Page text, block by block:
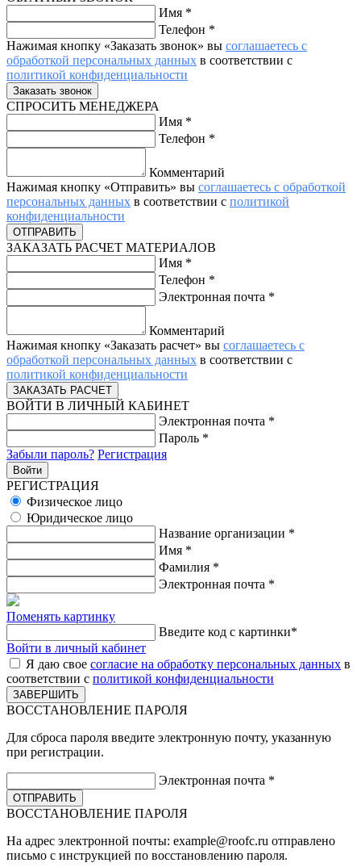
Имя *
Телефон *
Нажимая кнопку «Заказать звонок» вы соглашаетесь с
обработкой персональных данных в соответствии с
политикой конфиденциальности
СПРОСИТЬ МЕНЕДЖЕРА
Имя *
Телефон *
Комментарий
Нажимая кнопку «Отправить» вы соглашаетесь с обработкой
персональных данных в соответствии с политикой
конфиденциальности
ЗАКАЗАТЬ РАСЧЕТ МАТЕРИАЛОВ
Имя *
Телефон *
Электронная почта *
Комментарий
Нажимая кнопку «Заказать расчет» вы соглашаетесь с
обработкой персональных данных в соответствии с
политикой конфиденциальности
ВОЙТИ В ЛИЧНЫЙ КАБИНЕТ
Электронная почта *
Пароль *
Забыли пароль? Регистрация
РЕГИСТРАЦИЯ
Физическое лицо
Юридическое лицо
Название организации *
Имя *
Фамилия *
Электронная почта *
Поменять картинку
Введите код с картинки*
Войти в личный кабинет
Я даю свое согласие на обработку персональных данных в
соответствии с политикой конфиденциальности
ВОССТАНОВЛЕНИЕ ПАРОЛЯ
Для сброса пароля введите электронную почту, указанную
при регистрации.
Электронная почта *
ВОССТАНОВЛЕНИЕ ПАРОЛЯ
На адрес электронной почты: example@roofc.ru отправлено
письмо с инструкцией по восстановлению пароля.